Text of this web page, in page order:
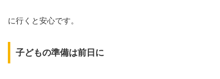
に行くと安心です。
子どもの準備は前日に